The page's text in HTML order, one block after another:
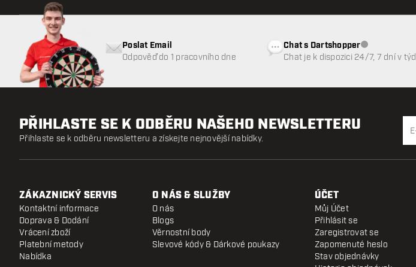
Poslat Email
Odpověď do 1 pracovního dne
Chat s DartshopperZákaznický
Chat je k dispozici 24/7, 7 dní v
PŘIHLASTE SE K ODBĚRU NAŠEHO NEWSLETTERU
Přihlaste se k odběru newsletteru a získejte nejnovější nabídky.
ZÁKAZNICKÝ SERVIS
Kontaktní informace
Doprava & Dodání
Vrácení zboží
Platební metody
Nabídka
O NÁS & SLUŽBY
O nás
Blogs
Věrnostní body
Slevové kódy & Dárkové poukazy
ÚČET
Můj Účet
Přihlásit se
Zaregistrovat se
Zapomenuté heslo
Stav objednávky